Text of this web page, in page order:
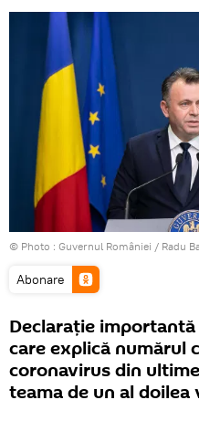
© Photo : Guvernul României / Radu
Abonare
Declarație
care explică numărul
coronavirus din
teama de un al doilea